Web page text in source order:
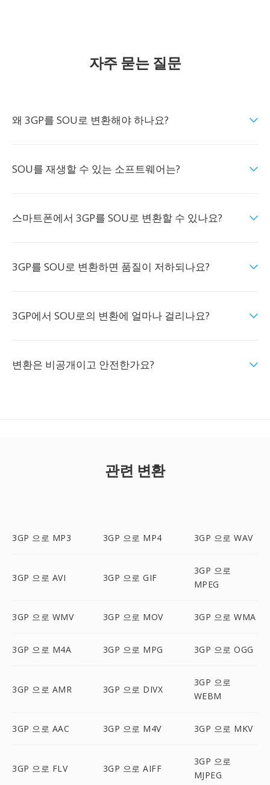
자주 묻는 질문
왜 3GP를 SOU로 변환해야 하나요?
SOU를 재생할 수 있는 소프트웨어는?
스마트폰에서 3GP를 SOU로 변환할 수 있나요?
3GP를 SOU로 변환하면 품질이 저하되나요?
3GP에서 SOU로의 변환에 얼마나 걸리나요?
변환은 비공개이고 안전한가요?
관련 변환
3GP 으로 MP3 3GP 으로 MP4 3GP 으로 WAV
3GP 으로 AVI 3GP 으로 GIF
3GP 으로
MPEG
3GP 으로 WMV 3GP 으로 MOV 3GP 으로 WMA
3GP 으로 M4A 3GP 으로 MPG 3GP 으로 OGG
3GP 으로 AMR 3GP 으로 DIVX
3GP 으로
WEBM
3GP 으로 AAC 3GP 으로 M4V 3GP 으로 MKV
3GP 으로 FLV 3GP 으로 AIFF
3GP 으로
MJPEG